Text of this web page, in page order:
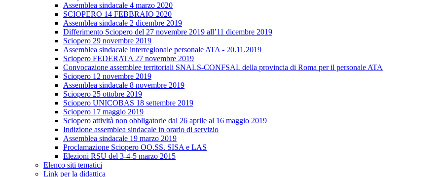
Assemblea sindacale 4 marzo 2020
SCIOPERO 14 FEBBRAIO 2020
Assemblea sindacale 2 dicembre 2019
Differimento Sciopero del 27 novembre 2019 all’11 dicembre 2019
Sciopero 29 novembre 2019
Assemblea sindacale interregionale personale ATA - 20.11.2019
Sciopero FEDERATA 27 novembre 2019
Convocazione assemblee territoriali SNALS-CONFSAL della provincia di Roma per il personale ATA
Sciopero 12 novembre 2019
Assemblea sindacale 8 novembre 2019
Sciopero 25 ottobre 2019
Sciopero UNICOBAS 18 settembre 2019
Sciopero 17 maggio 2019
Sciopero attività non obbligatorie dal 26 aprile al 16 maggio 2019
Indizione assemblea sindacale in orario di servizio
Assemblea sindacale 19 marzo 2019
Proclamazione Sciopero OO.SS. SISA e LAS
Elezioni RSU del 3-4-5 marzo 2015
Elenco siti tematici
Link per la didattica